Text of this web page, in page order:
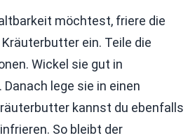
möchtest, friere die
ein. Teile die
Wickel sie gut in
lege sie in einen
kannst du ebenfalls
So bleibt der